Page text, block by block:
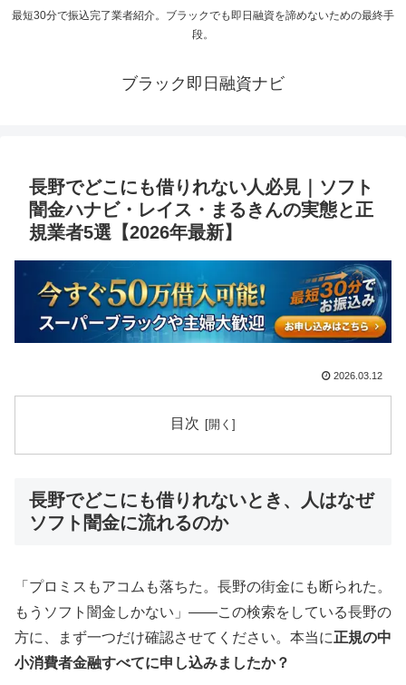
最短30分で振込完了業者紹介。ブラックでも即日融資を諦めないための最終手
段。
ブラック即日融資ナビ
長野でどこにも借りれない人必見｜ソフト
闇金ハナビ・レイス・まるきんの実態と正
規業者5選【2026年最新】
2026.03.12
目次
長野でどこにも借りれないとき、人はなぜ
ソフト闇金に流れるのか
「プロミスもアコムも落ちた。長野の街金にも断られた。
もうソフト闇金しかない」——この検索をしている長野の
方に、まず一つだけ確認させてください。本当に正規の中
小消費者金融すべてに申し込みましたか？